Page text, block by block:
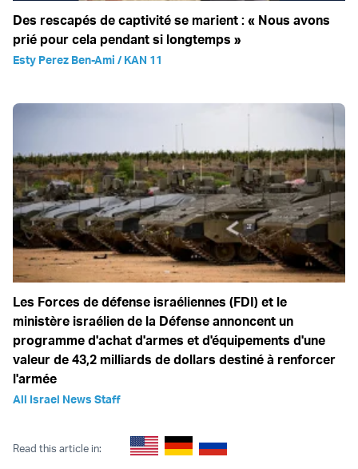
Des rescapés de captivité se marient : « Nous avons
prié pour cela pendant si longtemps »
Esty Perez Ben-Ami / KAN 11
Les Forces de défense israéliennes (FDI) et le
ministère israélien de la Défense annoncent un
programme d'achat d'armes et d'équipements d'une
valeur de 43,2 milliards de dollars destiné à renforcer
l'armée
All Israel News Staff
Read this article in: